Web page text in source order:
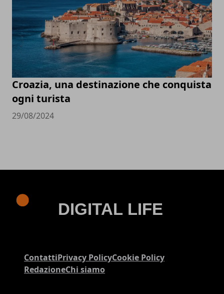
Croazia, una destinazione che conquista
ogni turista
29/08/2024
ContattiPrivacy PolicyCookie Policy
RedazioneChi siamo